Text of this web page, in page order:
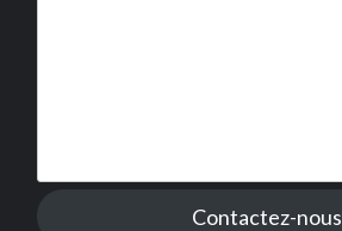
Contactez-nous